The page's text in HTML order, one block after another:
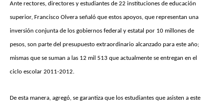
Ante rectores, directores y estudiantes de 22 instituciones de educación
superior, Francisco Olvera señaló que estos apoyos, que representan una
inversión conjunta de los gobiernos federal y estatal por 10 millones de
pesos, son parte del presupuesto extraordinario alcanzado para este año;
mismas que se suman a las 12 mil 513 que actualmente se entregan en el
ciclo escolar 2011-2012.
De esta manera, agregó, se garantiza que los estudiantes que asisten a este